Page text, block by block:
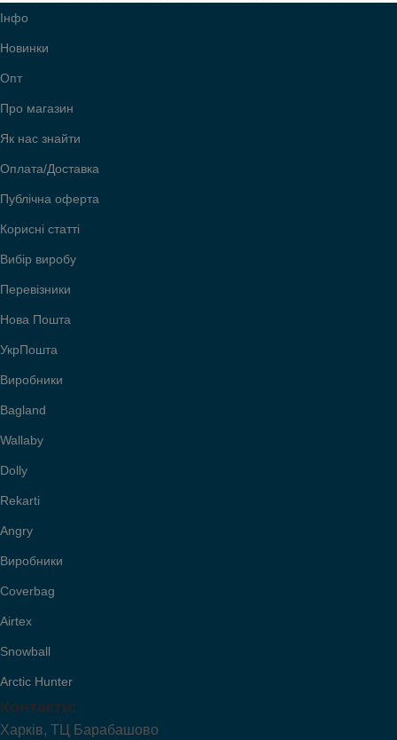
Інфо
Новинки
Опт
Про магазин
Як нас знайти
Оплата/Доставка
Публічна оферта
Корисні статті
Вибір виробу
Перевізники
Нова Пошта
УкрПошта
Виробники
Bagland
Wallaby
Dolly
Rekarti
Angry
Виробники
Coverbag
Airtex
Snowball
Arctic Hunter
Контакти:
Харків, ТЦ Барабашово